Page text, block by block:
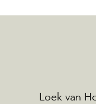
Loek van